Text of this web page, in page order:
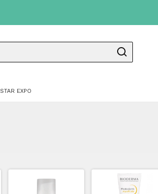
EXPO